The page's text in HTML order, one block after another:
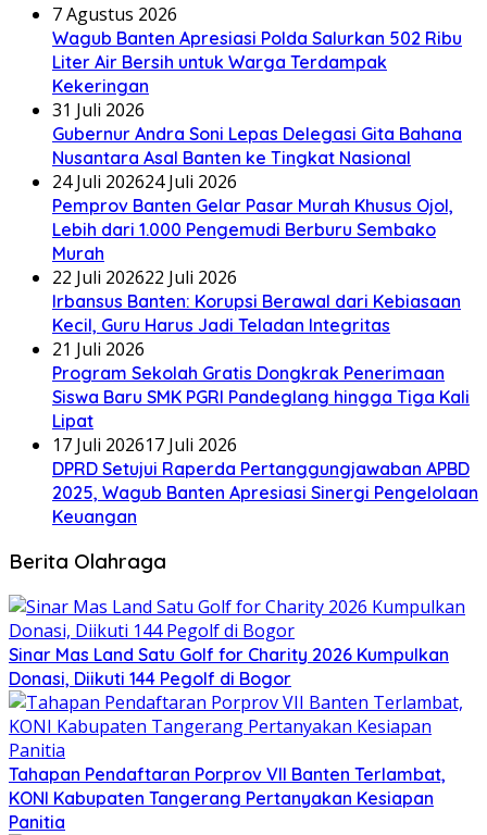
7 Agustus 2026
Wagub Banten Apresiasi Polda Salurkan 502 Ribu
Liter Air Bersih untuk Warga Terdampak
Kekeringan
31 Juli 2026
Gubernur Andra Soni Lepas Delegasi Gita Bahana
Nusantara Asal Banten ke Tingkat Nasional
24 Juli 202624 Juli 2026
Pemprov Banten Gelar Pasar Murah Khusus Ojol,
Lebih dari 1.000 Pengemudi Berburu Sembako
Murah
22 Juli 202622 Juli 2026
Irbansus Banten: Korupsi Berawal dari Kebiasaan
Kecil, Guru Harus Jadi Teladan Integritas
21 Juli 2026
Program Sekolah Gratis Dongkrak Penerimaan
Siswa Baru SMK PGRI Pandeglang hingga Tiga Kali
Lipat
17 Juli 202617 Juli 2026
DPRD Setujui Raperda Pertanggungjawaban APBD
2025, Wagub Banten Apresiasi Sinergi Pengelolaan
Keuangan
Berita Olahraga
Sinar Mas Land Satu Golf for Charity 2026 Kumpulkan
Donasi, Diikuti 144 Pegolf di Bogor
Tahapan Pendaftaran Porprov VII Banten Terlambat,
KONI Kabupaten Tangerang Pertanyakan Kesiapan
Panitia